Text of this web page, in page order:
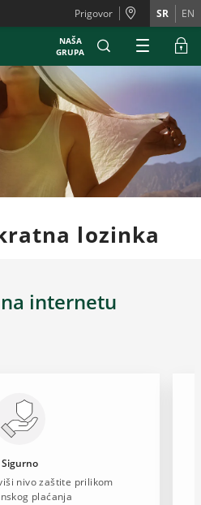
Prigovor SR EN
NAŠA
GRUPA
lozinka
internetu
Sigurno
nivo zaštite prilikom
plaćanja